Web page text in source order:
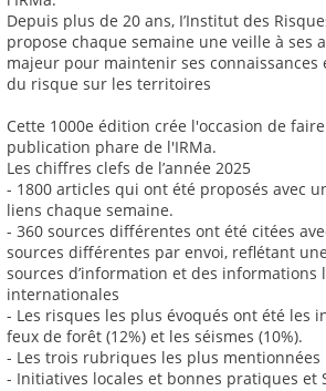
Depuis plus de 20 ans, I’Institut des
propose chaque semaine une veille à ses
majeur pour maintenir ses
du risque sur les territoires
Cette 1000e édition crée l'occasion de
publication phare de l'IRMa.
Les chiffres clefs de l’année 2025
- 1800 articles qui ont été proposés avec
liens chaque semaine.
- 360 sources différentes ont été citées
sources différentes par envoi, reflétant
sources d’information et des informations
internationales
- Les risques les plus évoqués ont été les
feux de forêt (12%) et les séismes (10%).
- Les trois rubriques les plus mentionnées
- Initiatives locales et bonnes pratiques et